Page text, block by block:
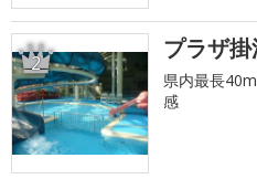
2 プラザ
県内最長
感